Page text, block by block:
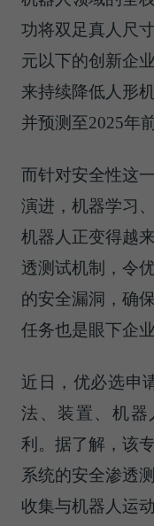
功将双足真人尺
元以下的创新企
来持续降低人形
并预测至2025年
而针对安全性这
演进，机器学习
机器人正变得越
透测试机制，令
的安全漏洞，确
任务也是眼下企
近日，优必选申
法、装置、机
利。据了解，该
系统的安全渗透
收集与机器人运